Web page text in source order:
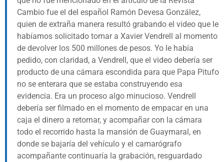
Cambio fue el del español Ramón Devesa González,
quien de extraña manera resultó grabando el video que le
habíamos solicitado tomar a Xavier Vendrell al momento
de devolver los 500 millones de pesos. Yo le había
pedido, con claridad, a Vendrell, que el video debería ser
producto de una cámara escondida para que Papa Pitufo
no se enterara que se estaba construyendo esa
evidencia. Era un proceso algo minucioso. Vendrell
debería ser filmado en el momento de empacar en una
caja el dinero a retornar, y acompañar con la cámara
todo el recorrido hasta la mansión de Guaymaral, en
donde se bajaría del vehículo y el camarógrafo
acompañante continuaría la grabación, resguardado